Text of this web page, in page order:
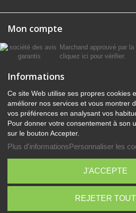
Mon compte
Marchand approuvé par
cliquez ici pour vérifier.
Informations
Ce site Web utilise ses propres cookies
améliorer nos services et vous montrer
vos préférences en analysant vos
Pour donner votre consentement à son
sur le bouton Accepter.
Plus d'informationsPersonnaliser les
REJETER TOUT
J'ACCEPTE